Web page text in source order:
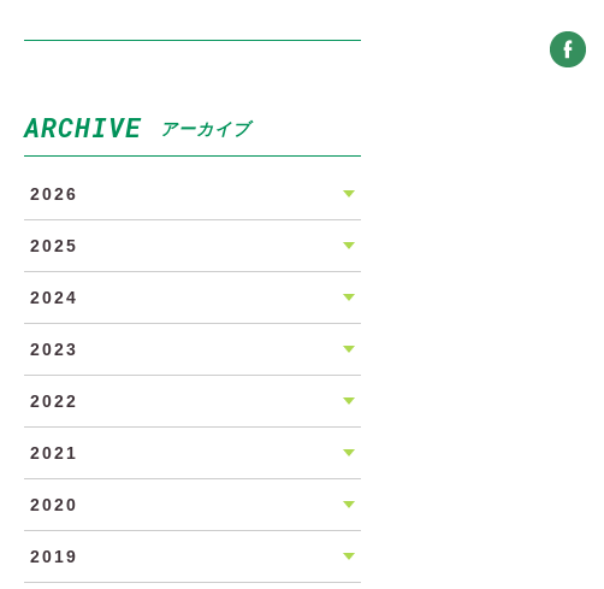
ARCHIVE アーカイブ
2026
2025
2024
2023
2022
2021
2020
2019